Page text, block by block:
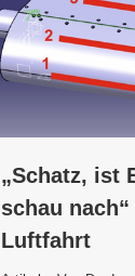
„Schatz, ist
schau
Luftfahrt